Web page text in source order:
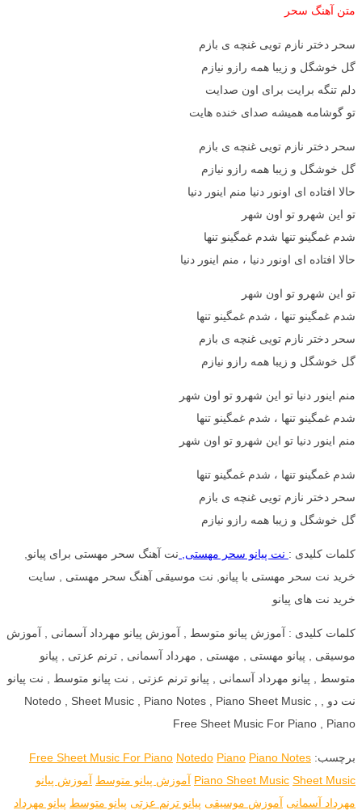
متن آهنگ سحر
سحر دختر نازم تویی غنچه ی بازم
گل خوشگل و زیبا همه رازو نیازم
دلم تنگه برایت برای اون صدایت
تو گوشامه همیشه صدای خنده هایت
سحر دختر نازم تویی غنچه ی بازم
گل خوشگل و زیبا همه رازو نیازم
حالا افتاده ای اونور دنیا منم اینور دنیا
تو این شهرو تو اون شهر
شدم غمگینو تنها شدم غمگینو تنها
حالا افتاده ای اونور دنیا ، منم اینور دنیا
تو این شهرو تو اون شهر
شدم غمگینو تنها ، شدم غمگینو تنها
سحر دختر نازم تویی غنچه ی بازم
گل خوشگل و زیبا همه رازو نیازم
منم اینور دنیا تو این شهرو تو اون شهر
شدم غمگینو تنها ، شدم غمگینو تنها
منم اینور دنیا تو این شهرو تو اون شهر
شدم غمگینو تنها ، شدم غمگینو تنها
سحر دختر نازم تویی غنچه ی بازم
گل خوشگل و زیبا همه رازو نیازم
کلمات کلیدی : نت پیانو سحر مهستی, نت آهنگ سحر مهستی برای پیانو,
خرید نت سحر مهستی با پیانو, نت موسیقی آهنگ سحر مهستی , سایت
خرید نت های پیانو
کلمات کلیدی : آموزش پیانو متوسط , آموزش پیانو مهرداد آسمانی , آموزش
موسیقی , پیانو مهستی , مهستی , مهرداد آسمانی , ترنم عزتی , پیانو
متوسط , پیانو مهرداد آسمانی , پیانو ترنم عزتی , نت پیانو متوسط , نت پیانو
نت دو , Notedo , Sheet Music , Piano Notes , Piano Sheet Music ,
Free Sheet Music For Piano , Piano
برچسب: Free Sheet Music For Piano Notedo Piano Piano Notes
Piano Sheet Music Sheet Music آموزش پیانو متوسط آموزش پیانو
مهرداد آسمانی آموزش موسیقی پیانو ترنم عزتی پیانو متوسط پیانو مهرداد